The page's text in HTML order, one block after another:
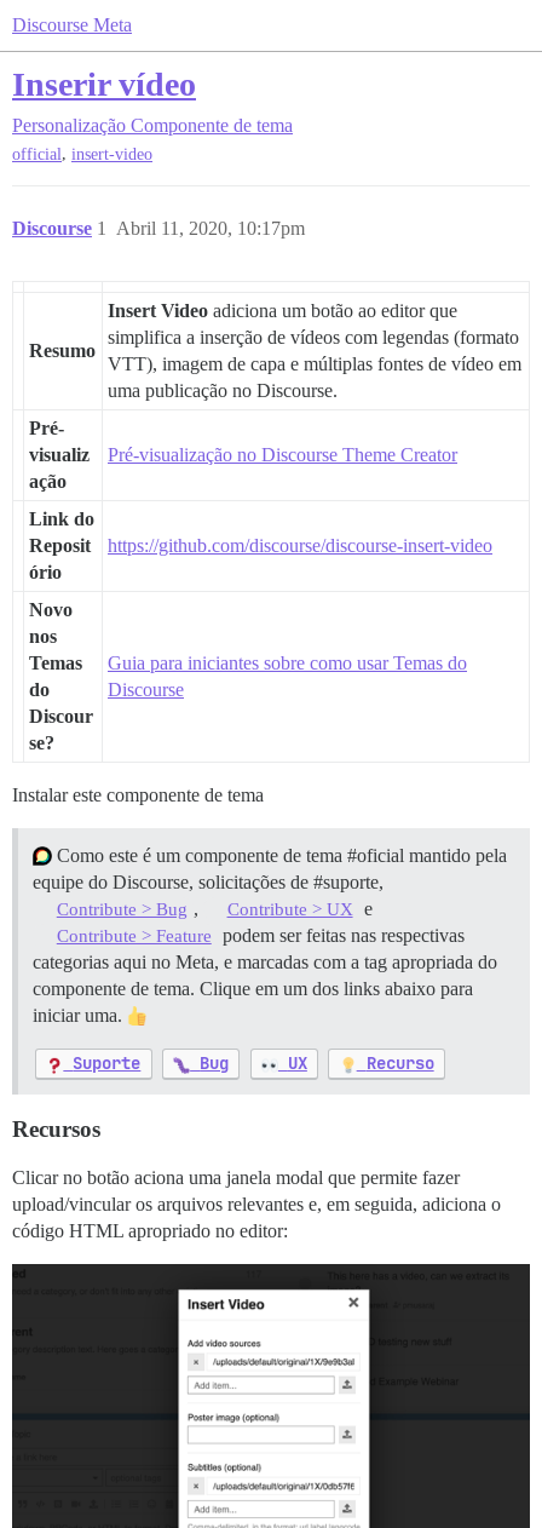
Discourse Meta
Inserir vídeo
Personalização Componente de tema
official, insert-video
Discourse Abril 11, 2020, 10:17pm
1
Resumo
Insert Video adiciona um botão ao editor que
simplifica a inserção de vídeos com legendas (formato
VTT), imagem de capa e múltiplas fontes de vídeo em
uma publicação no Discourse.
Pré-
visualiz
ação
Pré-visualização no Discourse Theme Creator
Link do
Reposit
ório
https://github.com/discourse/discourse-insert-video
Novo
nos
Temas
do
Discour
se?
Guia para iniciantes sobre como usar Temas do
Discourse
Instalar este componente de tema
Como este é um componente de tema #oficial mantido pela
equipe do Discourse, solicitações de #suporte,
Contribute > Bug , Contribute > UX e
Contribute > Feature
podem ser feitas nas respectivas
categorias aqui no Meta, e marcadas com a tag apropriada do
componente de tema. Clique em um dos links abaixo para
iniciar uma.
Suporte Bug UX Recurso
Recursos
Clicar no botão aciona uma janela modal que permite fazer
upload/vincular os arquivos relevantes e, em seguida, adiciona o
código HTML apropriado no editor: